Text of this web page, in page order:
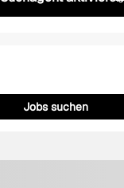
Jobs suchen